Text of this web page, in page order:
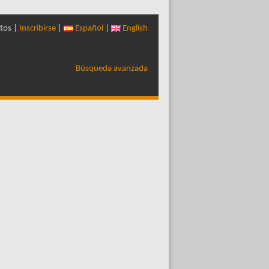
| Inscribirse Español English
Búsqueda avanzada